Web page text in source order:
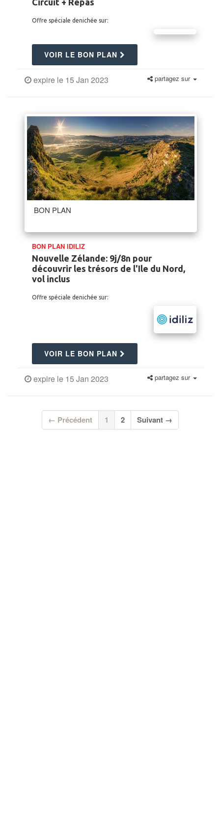
Circuit + Repas
Offre spéciale denichée sur:
VOIR LE BON PLAN
expire le 15 Jan 2023 partagez sur
BON PLAN
BON PLAN IDILIZ
Nouvelle Zélande: 9j/8n pour
découvrir les trésors de l'Ile du Nord,
vol inclus
Offre spéciale denichée sur:
VOIR LE BON PLAN
expire le 15 Jan 2023 partagez sur
← Précédent 1 (current)
2 Suivant →